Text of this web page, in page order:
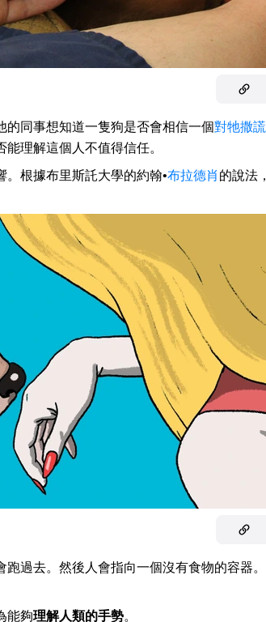
的同事想知道一隻狗是否會相信一個對牠撒謊
理解這個人不值得信任。
。根據布里斯託大學的約翰•布拉德肖 的說法，
過去。然後人會指向一個沒有食物的容器。
能夠理解人類的手勢。